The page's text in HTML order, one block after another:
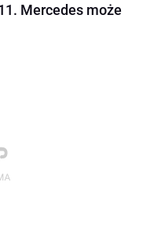
Mercedes może